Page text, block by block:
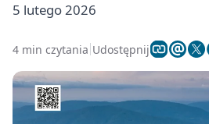
5 lutego 2026
4 min czytania Udostępnij